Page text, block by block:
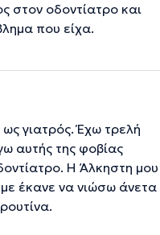
στον οδοντίατρο και
που είχα.
γιατρός. Έχω τρελή
αυτής της φοβίας
Η Άλκηστη μου
έκανε να νιώσω άνετα